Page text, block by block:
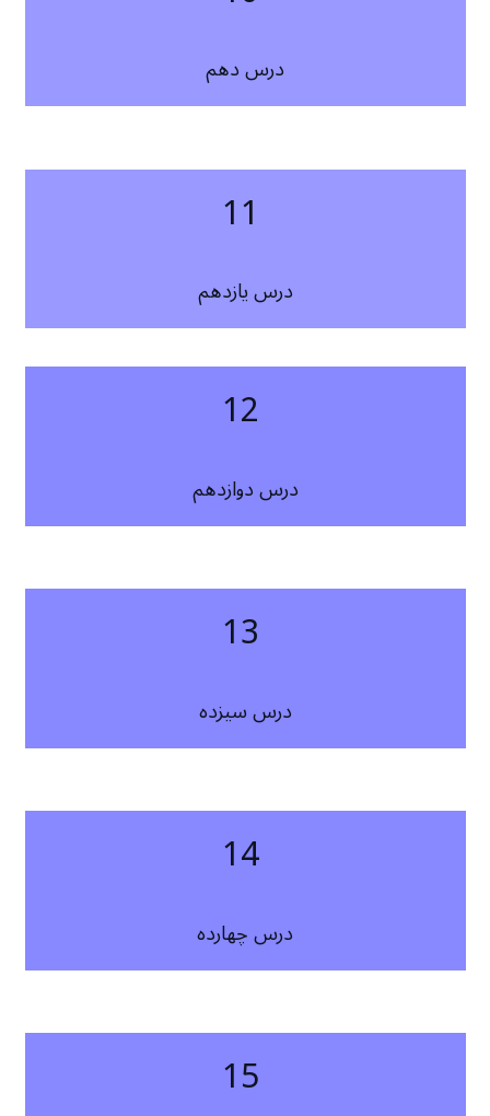
درس دهم
درس یازدهم
درس دوازدهم
درس سیزده
درس چهارده